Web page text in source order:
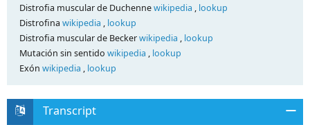
Distrofia muscular de Duchennewikipedia , lookup
Distrofina wikipedia , lookup
Distrofia muscular de Beckerwikipedia , lookup
Mutación sin sentido wikipedia , lookup
Exón wikipedia , lookup
Transcript